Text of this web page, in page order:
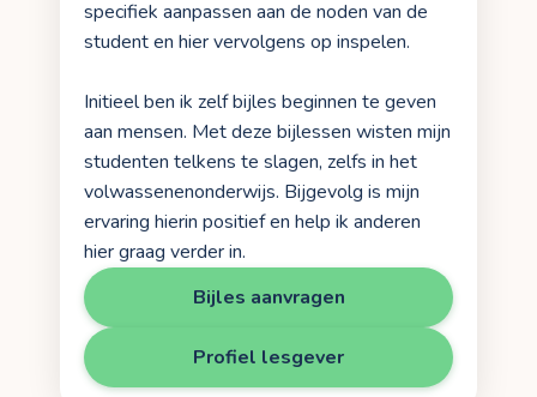
specifiek aanpassen aan de noden van de
student en hier vervolgens op inspelen.
Initieel ben ik zelf bijles beginnen te geven
aan mensen. Met deze bijlessen wisten mijn
studenten telkens te slagen, zelfs in het
volwassenenonderwijs. Bijgevolg is mijn
ervaring hierin positief en help ik anderen
hier graag verder in.
Bijles aanvragen
Profiel lesgever